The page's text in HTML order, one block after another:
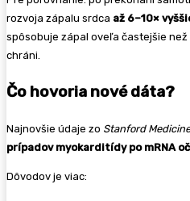
rozvoja zápalu srdca až 6–10×
spôsobuje zápal oveľa častejšie
chráni.
Čo hovoria nové dáta?
Najnovšie údaje zo Stanford
prípadov myokarditídy po mRNA
Dôvodov je viac: